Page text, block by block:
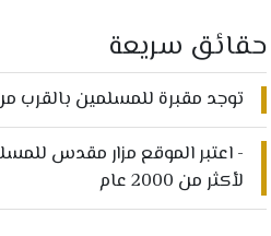
حقائق سريعة​
توجد مقبرة للمسلمين بالقرب
- اعتبر الموقع مزار مقدس
لأكثر من 2000 عام